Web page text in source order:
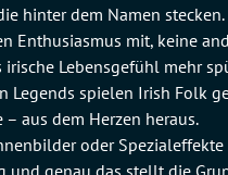
hinter dem Namen
Enthusiasmus mit, keine
irische Lebensgefühl mehr
Legends spielen Irish Folk
aus dem Herzen heraus.
oder
und genau das stellt die